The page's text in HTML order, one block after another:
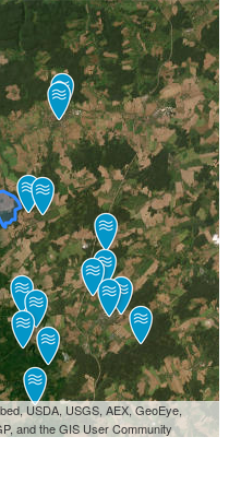
USDA, USGS, AEX, GeoEye,
and the GIS User Community